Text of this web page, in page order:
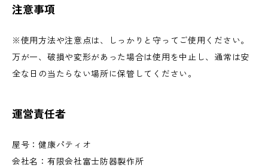
注意事項
※使用方法や注意点は、しっかりと守ってご使用ください。
万が一、破損や変形があった場合は使用を中止し、通常は安
全な日の当たらない場所に保管してください。
運営責任者
屋号：健康パティオ
会社名：有限会社富士防器製作所